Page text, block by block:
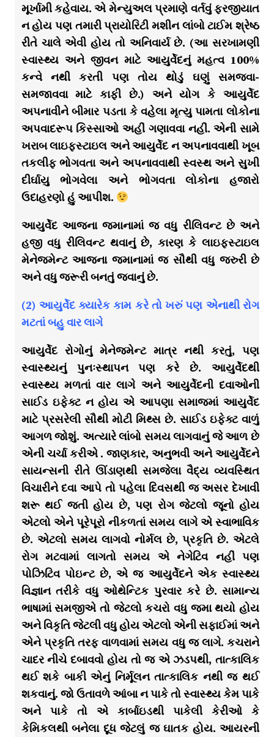
મૂર્ખામી કહેવાય. એ મેન્યુઅલ પ્રમાણે વર્તવું ફરજીયાત
ન હોય પણ તમારી પ્રાયોરિટી મશીન લાંબો ટાઈમ શ્રેષ્ઠ
રીતે ચાલે એવી હોય તો અનિવાર્ય છે. (આ સરખામણી
સ્વાસ્થ્ય અને જીવન માટે આયુર્વેદનું મહત્વ 100%
કન્વે નથી કરતી પણ તોય થોડું ઘણું સમજવા-
સમજાવવા માટે કાફી છે.) અને યોગ કે આયુર્વેદ
અપનાવીને બીમાર પડતા કે વહેલા મૃત્યુ પામતા લોકોના
અપવાદરૂપ કિસ્સાઓ અહીં ગણાવવા નહીં. એની સામે
ખરાબ લાઇફસ્ટાઇલ અને આયુર્વેદ ન અપનાવવાથી ખૂબ
તકલીફ ભોગવતા અને અપનાવવાથી સ્વસ્થ અને સુખી
દીર્ઘાયુ ભોગવેલા અને ભોગવતા લોકોના હજારો
ઉદાહરણો હું આપીશ.
આયુર્વેદ આજના જમાનામાં જ વધુ રીલિવન્ટ છે અને
હજી વધુ રીલિવન્ટ થવાનું છે, કારણ કે લાઇફસ્ટાઇલ
મેનેજમેન્ટ આજના જમાનામાં જ સૌથી વધુ જરુરી છે
અને વધુ જરૂરી બનતું જવાનું છે.
(2) આયુર્વેદ ક્યારેક કામ કરે તો ખરું પણ એનાથી રોગ
મટતાં બહુ વાર લાગે
આયુર્વેદ રોગોનું મેનેજમેન્ટ માત્ર નથી કરતું, પણ
સ્વાસ્થ્યનું પુનઃસ્થાપન પણ કરે છે. આયુર્વેદથી
સ્વાસ્થ્ય મળતાં વાર લાગે અને આયુર્વેદની દવાઓની
સાઈડ ઇફેક્ટ ન હોય એ આપણા સમાજમાં આયુર્વેદ
માટે પ્રસરેલી સૌથી મોટી મિથ્સ છે. સાઈડ ઇફેક્ટ વાળું
આગળ જોશું. અત્યારે લાંબો સમય લાગવાનું જે આળ છે
એની ચર્ચા કરીએ . જાણકાર, અનુભવી અને આયુર્વેદને
સાયન્સની રીતે ઊંડાણથી સમજેલા વૈદ્ય વ્યવસ્થિત
વિચારીને દવા આપે તો પહેલા દિવસથી જ અસર દેખાવી
શરૂ થઈ જતી હોય છે, પણ રોગ જેટલો જૂનો હોય
એટલો એને પૂરેપૂરો નીકળતાં સમય લાગે એ સ્વાભાવિક
છે. એટલો સમય લાગવો નોર્મલ છે, પ્રકૃતિ છે. એટલે
રોગ મટવામાં લાગતો સમય એ નેગેટિવ નહીં પણ
પોઝિટિવ પોઇન્ટ છે, એ જ આયુર્વેદને એક સ્વાસ્થ્ય
વિજ્ઞાન તરીકે વધુ ઓથેન્ટિક પુરવાર કરે છે. સામાન્ય
ભાષામાં સમજીએ તો જેટલો કચરો વધુ જમા થયો હોય
અને વિકૃતિ જેટલી વધુ હોય એટલો એની સફાઈમાં અને
એને પ્રકૃતિ તરફ વાળવામાં સમય વધુ જ લાગે. કચરાને
ચાદર નીચે દબાવવો હોય તો જ એ ઝડપથી, તાત્કાલિક
થઈ શકે બાકી એનું નિર્મૂલન તાત્કાલિક નથી જ થઈ
શકવાનું. જો ઉતાવળે આંબા ન પાકે તો સ્વાસ્થ્ય કેમ પાકે
અને પાકે તો એ કાર્બાઇડથી પાકેલી કેરીઓ કે
કેમિકલથી બનેલા દૂધ જેટલું જ ઘાતક હોય. આયરની